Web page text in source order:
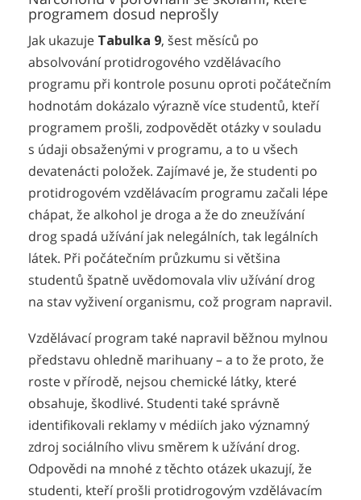
programem dosud neprošly
Jak ukazuje Tabulka 9, šest měsíců po
absolvování protidrogového vzdělávacího
programu při kontrole posunu oproti počátečním
hodnotám dokázalo výrazně více studentů, kteří
programem prošli, zodpovědět otázky v souladu
s údaji obsaženými v programu, a to u všech
devatenácti položek. Zajímavé je, že studenti po
protidrogovém vzdělávacím programu začali lépe
chápat, že alkohol je droga a že do zneužívání
drog spadá užívání jak nelegálních, tak legálních
látek. Při počátečním průzkumu si většina
studentů špatně uvědomovala vliv užívání drog
na stav vyživení organismu, což program napravil.
Vzdělávací program také napravil běžnou mylnou
představu ohledně marihuany – a to že proto, že
roste v přírodě, nejsou chemické látky, které
obsahuje, škodlivé. Studenti také správně
identifikovali reklamy v médiích jako významný
zdroj sociálního vlivu směrem k užívání drog.
Odpovědi na mnohé z těchto otázek ukazují, že
studenti, kteří prošli protidrogovým vzdělávacím